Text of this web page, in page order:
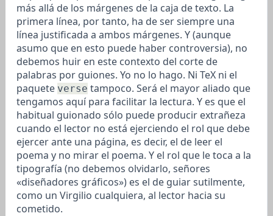
más allá de los márgenes de la caja de texto. La
primera línea, por tanto, ha de ser siempre una
línea justificada a ambos márgenes. Y (aunque
asumo que en esto puede haber controversia), no
debemos huir en este contexto del corte de
palabras por guiones. Yo no lo hago. Ni TeX ni el
paquete verse tampoco. Será el mayor aliado que
tengamos aquí para facilitar la lectura. Y es que el
habitual guionado sólo puede producir extrañeza
cuando el lector no está ejerciendo el rol que debe
ejercer ante una página, es decir, el de leer el
poema y no mirar el poema. Y el rol que le toca a la
tipografía (no debemos olvidarlo, señores
«diseñadores gráficos») es el de guiar sutilmente,
como un Virgilio cualquiera, al lector hacia su
cometido.